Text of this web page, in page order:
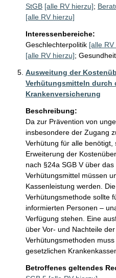
StGB [alle RV hierzu];
[alle RV hierzu]
Interessenbereiche:
Geschlechterpolitik [alle RV
[alle RV hierzu];
Ausweitung der
Verhütungsmitteln durch
Krankenversicherung
Beschreibung:
Da zur Prävention von
insbesondere der Zugang
Verhütung für alle
Erweiterung der
nach §24a SGB V über
Verhütungsmittel müssen
Kassenleistung werden.
Verhütungsmethode sollte
informierten Personen –
Verfügung stehen. Eine
über Vor- und Nachteile
Verhütungsmethoden
gesetzlichen
Betroffenes geltendes